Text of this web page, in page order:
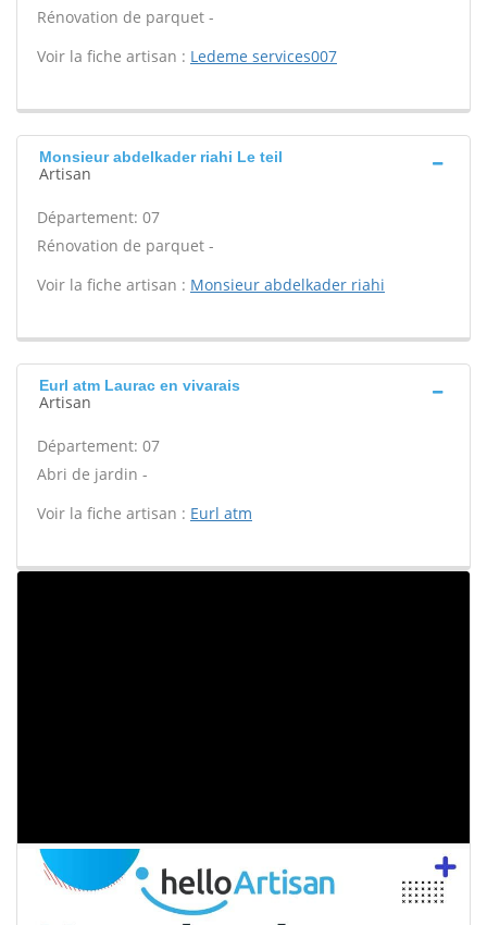
Rénovation de parquet -
Voir la fiche artisan : Ledeme services007
Monsieur abdelkader riahi Le teil
Artisan
Département: 07
Rénovation de parquet -
Voir la fiche artisan : Monsieur abdelkader riahi
Eurl atm Laurac en vivarais
Artisan
Département: 07
Abri de jardin -
Voir la fiche artisan : Eurl atm